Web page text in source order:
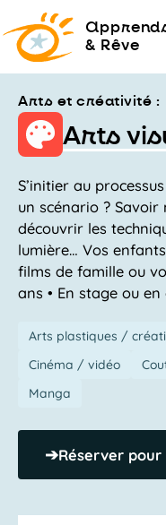
a
& Rêve
Arts et créativité :
Arts
S’initier au
un scénario ?
découvrir les
lumière… Vos
films de famille ou
ans • En stage ou
Arts plastiques /
Cinéma / vidéo
Manga
➔Réserver